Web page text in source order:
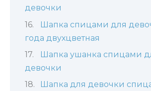
девочки
Шапка спицами для
года двухцветная
Шапка ушанка спицами
девочки
Шапка для девочки